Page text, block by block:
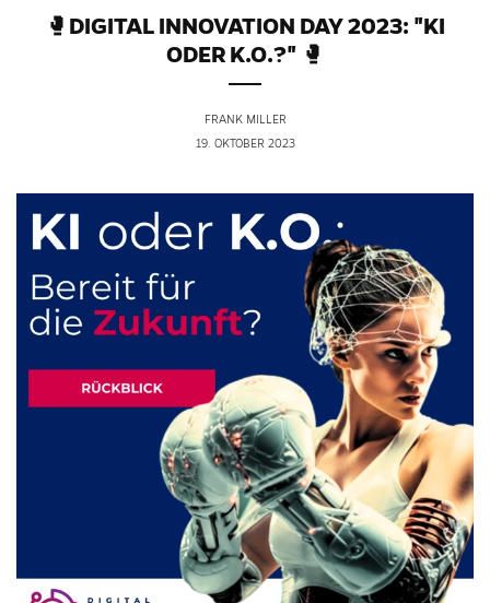
🥊DIGITAL INNOVATION DAY 2023: "KI
ODER K.O.?" 🥊
FRANK MILLER
19. OKTOBER 2023